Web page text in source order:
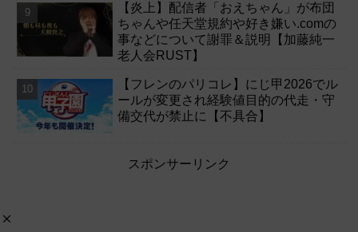
【炎上】配信者「おえちゃん」が布団
ちゃんや任天堂規約や好き嫌い.comの
事などについて謝罪＆説明【加藤純一
老人会RUST】
【フレンのパリコレ】にじ甲2026でル
ールが変更され経験値目的の代走・守
備交代が禁止に【不具合】
スポンサーリンク